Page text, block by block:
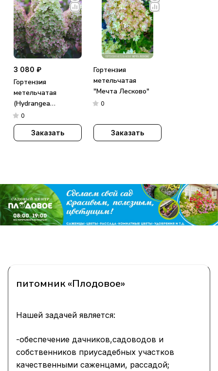
3 080 ₽
Гортензия
метельчатая
(Hydrangea
paniculata)
«Metallica»
0
Заказать
Гортензия
метельчатая
"Мечта Лесково"
0
Заказать
питомник «Плодовое»
Нашей задачей является:
-обеспечение дачников,садоводов и
собственников приусадебных участков
качественными саженцами, рассадой;